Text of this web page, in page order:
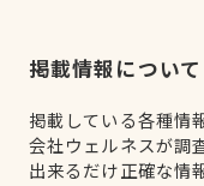
掲載情報について
掲載している各種情
会社ウェルネスが調
出来るだけ正確な情